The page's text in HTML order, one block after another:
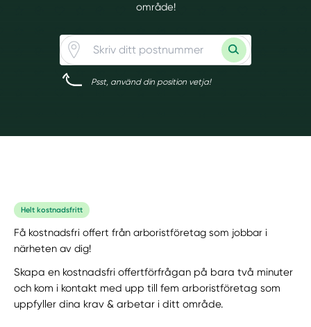
område!
Psst, använd din position vetja!
Helt kostnadsfritt
Få kostnadsfri offert från arboristföretag som jobbar i
närheten av dig!
Skapa en kostnadsfri offertförfrågan på bara två minuter
och kom i kontakt med upp till fem arboristföretag som
uppfyller dina krav & arbetar i ditt område.